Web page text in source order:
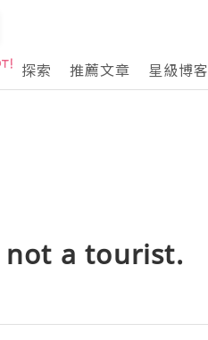
探索
推薦文章 星級博客
a tourist.